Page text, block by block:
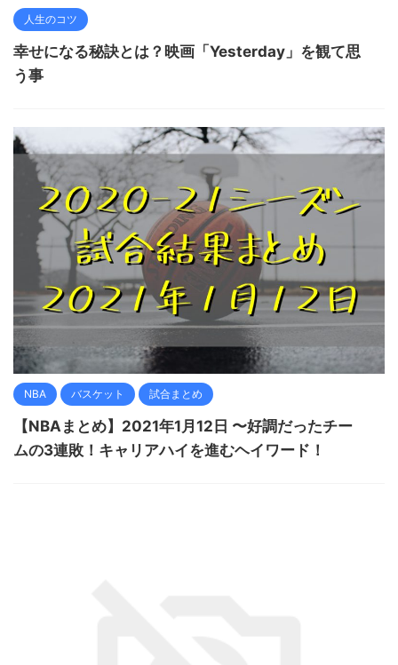
人生のコツ
幸せになる秘訣とは？映画「Yesterday」を観て思
う事
NBA バスケット 試合まとめ
【NBAまとめ】2021年1月12日 〜好調だったチー
ムの3連敗！キャリアハイを進むヘイワード！